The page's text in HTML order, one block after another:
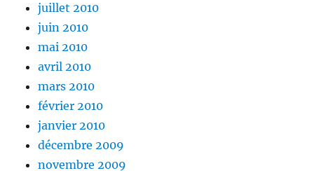
juillet 2010
juin 2010
mai 2010
avril 2010
mars 2010
février 2010
janvier 2010
décembre 2009
novembre 2009